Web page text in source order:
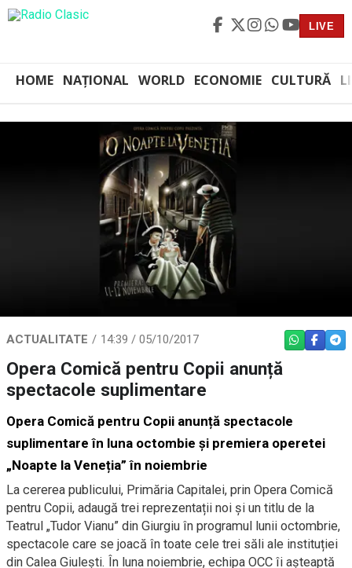
LIVE
HOME NAȚIONAL WORLD ECONOMIE CULTURĂ
ACTUALITATE 14:39 / 05/10/2017 WHATSAPP
Opera Comică pentru Copii anunță
spectacole suplimentare
Opera Comică pentru Copii anunță spectacole
suplimentare în luna octombie și premiera operetei
„Noapte la Veneția” în noiembrie
La cererea publicului, Primăria Capitalei, prin Opera Comică
pentru Copii, adaugă trei reprezentații noi și un titlu de la
Teatrul „Tudor Vianu” din Giurgiu în programul lunii octombrie,
spectacole care se joacă în toate cele trei săli ale instituției
din Calea Giulești. În luna noiembrie, echipa OCC îi așteaptă